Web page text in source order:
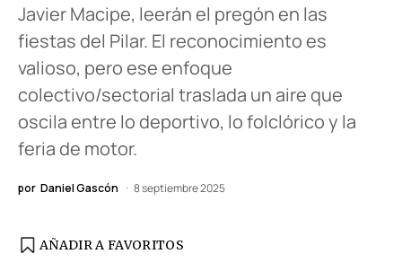
Javier Macipe, leerán el pregón en las
fiestas del Pilar. El reconocimiento es
valioso, pero ese enfoque
colectivo/sectorial traslada un aire que
oscila entre lo deportivo, lo folclórico y la
feria de motor.
por Daniel Gascón 8 septiembre 2025
AÑADIR A FAVORITOS